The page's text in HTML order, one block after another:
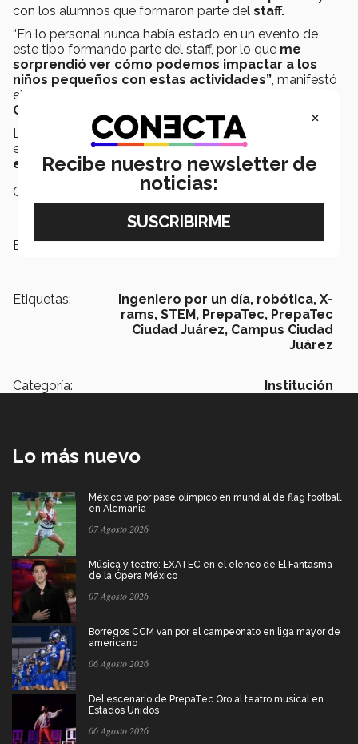
con los alumnos que formaron parte del staff.
“En lo personal nunca había estado en un evento de
este tipo formando parte del staff, por lo que me
sorprendió ver cómo podemos impactar a los
niños pequeños con estas actividades”, manifestó
el alumno de 5to semestre de PrepaTec, Kevin
Caballero.
Los
participantes disfrutaron mucho el
esperan poderparticipar en las siguientes
ediciones.
Campus:
Escuelas: PrepaTec
Etiquetas: Ingeniero por un día, robótica, X-
rams, STEM, PrepaTec, PrepaTec
Ciudad Juárez, Campus Ciudad
Juárez
Categoría: Institución
Lo más nuevo
México va por pase olímpico en mundial de flag football
en Alemania
07 Agosto 2026
Música y teatro: EXATEC en el elenco de El Fantasma
de la Ópera México
07 Agosto 2026
Borregos CCM van por el campeonato en liga mayor de
americano
06 Agosto 2026
Del escenario de PrepaTec Qro al teatro musical en
Estados Unidos
06 Agosto 2026
×
Recibe nuestro newsletter de
noticias: